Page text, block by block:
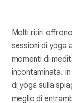
Molti ritiri
sessioni di yoga
momenti di
incontaminata.
di yoga sulla
meglio di